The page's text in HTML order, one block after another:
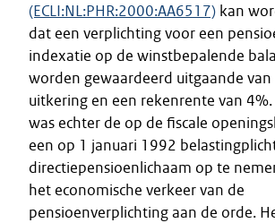
(ECLI:NL:PHR:2000:AA6517) kan
dat een verplichting voor een
indexatie op de winstbepalende
worden gewaardeerd uitgaande
uitkering en een rekenrente van
was echter de op de fiscale
een op 1 januari 1992
directiepensioenlichaam op te
het economische verkeer van de
pensioenverplichting aan de orde.